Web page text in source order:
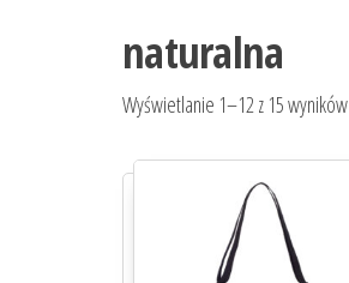
pantofle,
klapki
naturalna
Wyświetlanie 1–12 z 15 wyników